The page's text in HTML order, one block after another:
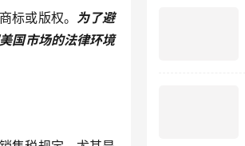
标或版权。 为了避
国市场的法律环境